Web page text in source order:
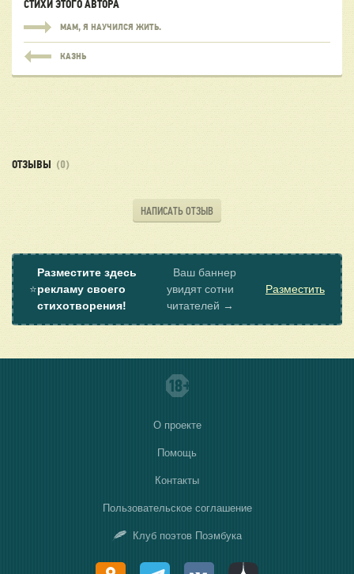
СТИХИ ЭТОГО АВТОРА
МАМ, Я НАУЧИЛСЯ ЖИТЬ.
КАЗНЬ
ОТЗЫВЫ (0)
НАПИСАТЬ ОТЗЫВ
⭐
Разместите здесь
рекламу своего
стихотворения!
Ваш баннер
увидят сотни
читателей →
Разместить
О проекте
Помощь
Контакты
Пользовательское соглашение
Клуб поэтов Поэмбука